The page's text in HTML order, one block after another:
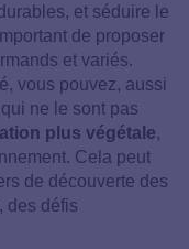
et séduire le
de proposer
et variés.
vous pouvez, aussi
ne le sont pas
plus végétale,
Cela peut
de découverte des
des défis